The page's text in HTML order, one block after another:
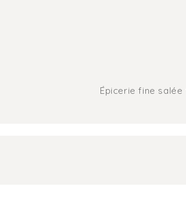
Épicerie fine salée